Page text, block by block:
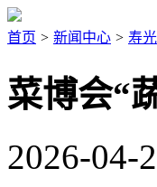
首页 > 新闻中心 > 寿
菜博会“
2026-04-